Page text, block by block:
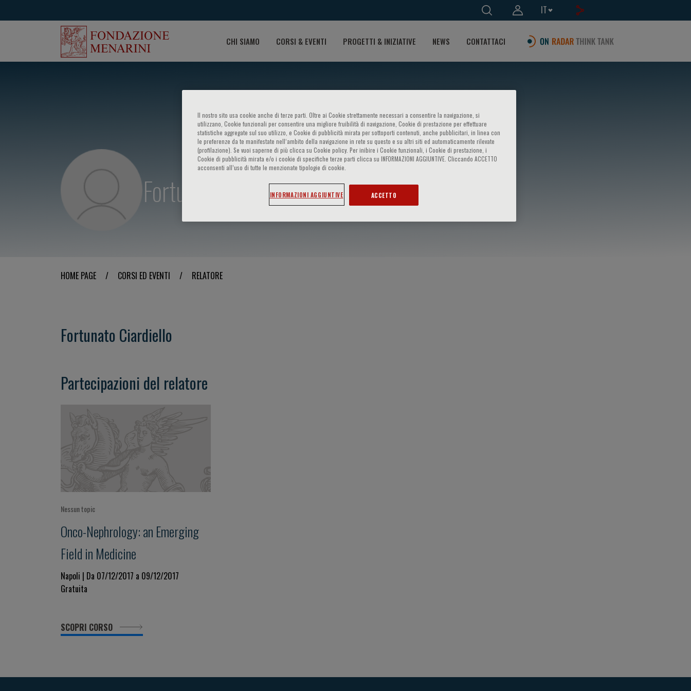
IT
CHI SIAMO CORSI & EVENTI PROGETTI & INIZIATIVE NEWS CONTATTACI
Fortunato Ciardiello
HOME PAGE / CORSI ED EVENTI / RELATORE
Fortunato Ciardiello
Partecipazioni del relatore
Nessun topic
Onco-Nephrology: an Emerging
Field in Medicine
Napoli | Da 07/12/2017 a 09/12/2017
Gratuita
SCOPRI CORSO
Il nostro sito usa cookie anche di terze parti. Oltre ai Cookie strettamente necessari a consentire la navigazione, si
utilizzano, Cookie funzionali per consentire una migliore fruibilità di navigazione, Cookie di prestazione per effettuare
statistiche aggregate sul suo utilizzo, e Cookie di pubblicità mirata per sottoporti contenuti, anche pubblicitari, in linea con
le preferenze da te manifestate nell‘ambito della navigazione in rete su questo e su altri siti ed automaticamente rilevate
(profilazione). Se vuoi saperne di più clicca su Cookie policy. Per inibire i Cookie funzionali, i Cookie di prestazione, i
Cookie di pubblicità mirata e/o i cookie di specifiche terze parti clicca su INFORMAZIONI AGGIUNTIVE. Cliccando ACCETTO
acconsenti all’uso di tutte le menzionate tipologie di cookie.
INFORMAZIONI AGGIUNTIVE ACCETTO